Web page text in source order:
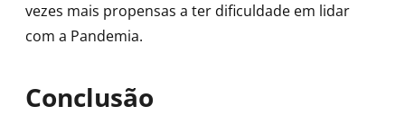
vezes mais propensas a ter dificuldade em lidar
com a Pandemia.
Conclusão